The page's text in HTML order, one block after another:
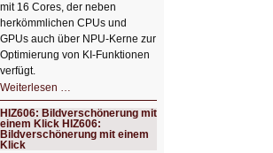
mit 16 Cores, der neben
herkömmlichen CPUs und
GPUs auch über NPU-Kerne zur
Optimierung von KI-Funktionen
verfügt.
Weiterlesen …
Schicker
kompakter
Rechenturbo
HIZ606: Bildverschönerung mit
einem Klick HIZ606:
Bildverschönerung mit einem
Klick